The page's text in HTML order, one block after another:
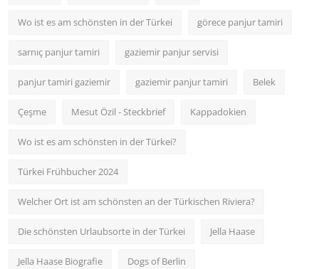
Wo ist es am schönsten in der Türkei görece panjur tamiri
sarnıç panjur tamiri gaziemir panjur servisi
panjur tamiri gaziemir gaziemir panjur tamiri Belek
Çeşme Mesut Özil - Steckbrief Kappadokien
Wo ist es am schönsten in der Türkei?
Türkei Frühbucher 2024
Welcher Ort ist am schönsten an der Türkischen Riviera?
Die schönsten Urlaubsorte in der Türkei Jella Haase
Jella Haase Biografie Dogs of Berlin